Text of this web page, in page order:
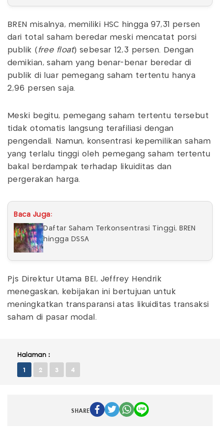
BREN misalnya, memiliki HSC hingga 97,31 persen
dari total saham beredar meski mencatat porsi
publik ( free float) sebesar 12,3 persen. Dengan
demikian, saham yang benar-benar beredar di
publik di luar pemegang saham tertentu hanya
2,96 persen saja.
Meski begitu, pemegang saham tertentu tersebut
tidak otomatis langsung terafiliasi dengan
pengendali. Namun, konsentrasi kepemilikan saham
yang terlalu tinggi oleh pemegang saham tertentu
bakal berdampak terhadap likuiditas dan
pergerakan harga.
Baca Juga:
Daftar Saham Terkonsentrasi Tinggi, BREN
hingga DSSA
Pjs Direktur Utama BEI, Jeffrey Hendrik
menegaskan, kebijakan ini bertujuan untuk
meningkatkan transparansi atas likuiditas transaksi
saham di pasar modal.
Halaman :
1 2 3 4
SHARE